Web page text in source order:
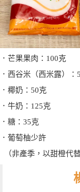
．芒果果肉：100克
． 西谷米（西米露）：
． 椰奶：50克
． 牛奶：125克
． 糖：35克
． 葡萄柚少許
（非產季，以甜橙代替